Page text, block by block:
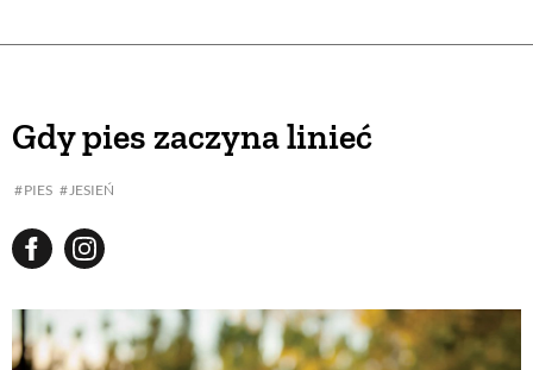
Gdy pies zaczyna linieć
PIES JESIEŃ